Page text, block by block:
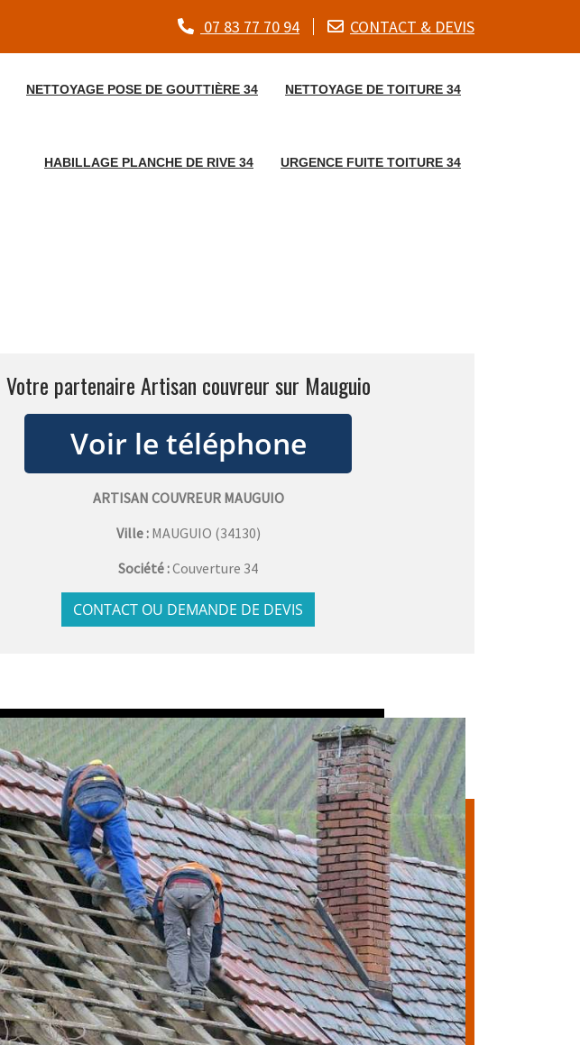
07 83 77 70 94 CONTACT & DEVIS
NETTOYAGE POSE DE GOUTTIÈRE 34 NETTOYAGE DE TOITURE 34
HABILLAGE PLANCHE DE RIVE 34 URGENCE FUITE TOITURE 34
Votre partenaire Artisan couvreur sur Mauguio
ARTISAN COUVREUR MAUGUIO
Ville : MAUGUIO (34130)
Société :Couverture 34
CONTACT OU DEMANDE DE DEVIS